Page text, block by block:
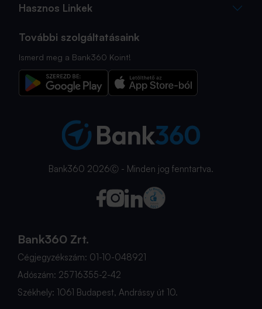
Hasznos Linkek
További szolgáltatásaink
Ismerd meg a Bank360 Koint!
Bank360 2026Ⓒ - Minden jog fenntartva.
Bank360 Zrt.
Cégjegyzékszám: 01-10-048921
Adószám: 25716355-2-42
Székhely: 1061 Budapest, Andrássy út 10.